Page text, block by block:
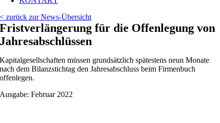
< zurück zur News-Übersicht
Fristverlängerung für die Offenlegung von
Jahresabschlüssen
Kapitalgesellschaften müssen grundsätzlich spätestens neun Monate
nach dem Bilanzstichtag den Jahresabschluss beim Firmenbuch
offenlegen.
Ausgabe: Februar 2022